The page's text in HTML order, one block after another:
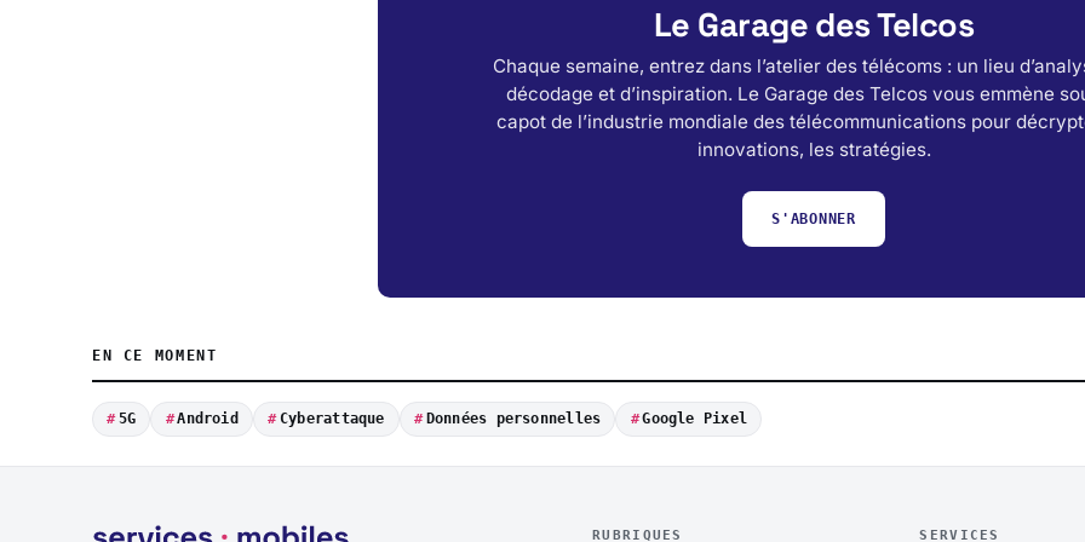
Le Garage des Telcos
Chaque semaine, entrez dans l’atelier des télécoms : un lieu
décodage et d’inspiration. Le Garage des Telcos vous emmène
capot de l’industrie mondiale des télécommunications pour
innovations, les stratégies.
S'ABONNER
EN CE MOMENT
5G Android Cyberattaque Données personnelles Google Pixel
RUBRIQUES SERVICES